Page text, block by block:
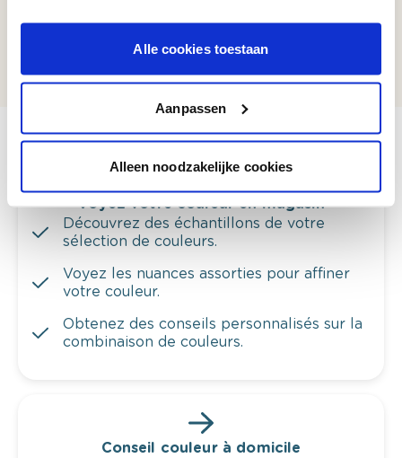
Alle cookies toestaan
Aanpassen
Alleen noodzakelijke cookies
Natural Straw
Voyez votre couleur en magasin
Découvrez des échantillons de votre
sélection de couleurs.
Voyez les nuances assorties pour affiner
votre couleur.
Obtenez des conseils personnalisés sur la
combinaison de couleurs.
Conseil couleur à domicile